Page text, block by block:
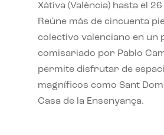
Xàtiva (València) hasta el
Reúne más de cincuenta
colectivo valenciano en un
comisariado por Pablo
permite disfrutar de
magníficos como Sant
Casa de la Ensenyança.